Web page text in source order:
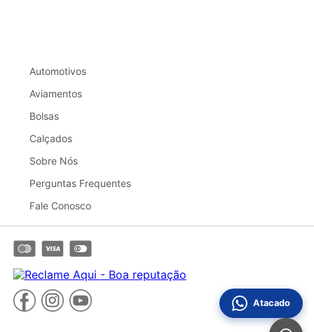
Automotivos
Aviamentos
Bolsas
Calçados
Sobre Nós
Perguntas Frequentes
Fale Conosco
Atacado